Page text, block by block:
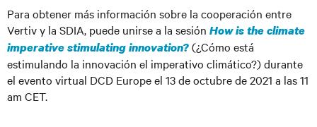
Para obtener más información sobre la cooperación entre
Vertiv y la SDIA, puede unirse a la sesión How is the climate
imperative stimulating innovation?(¿Cómo está
estimulando la innovación el imperativo climático?) durante
el evento virtual DCD Europe el 13 de octubre de 2021 a las 11
am CET.